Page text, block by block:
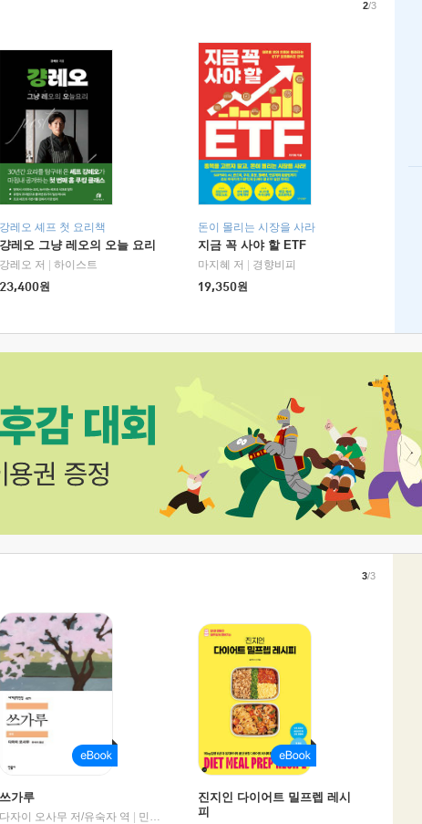
강레오 셰프 첫 요리책
걍레오 그냥 레오의 오늘 요리
강레오 저
하이스트
23,400원
돈이 몰리는 시장을 사라
지금 꼭 사야 할 ETF
마지혜 저
경향비피
19,350원
2/3
|
교보문고
쓰가루
다자이 오사무 저/유숙자 역
민음사
진지인 다이어트 밀프렙 레시
피
3/3